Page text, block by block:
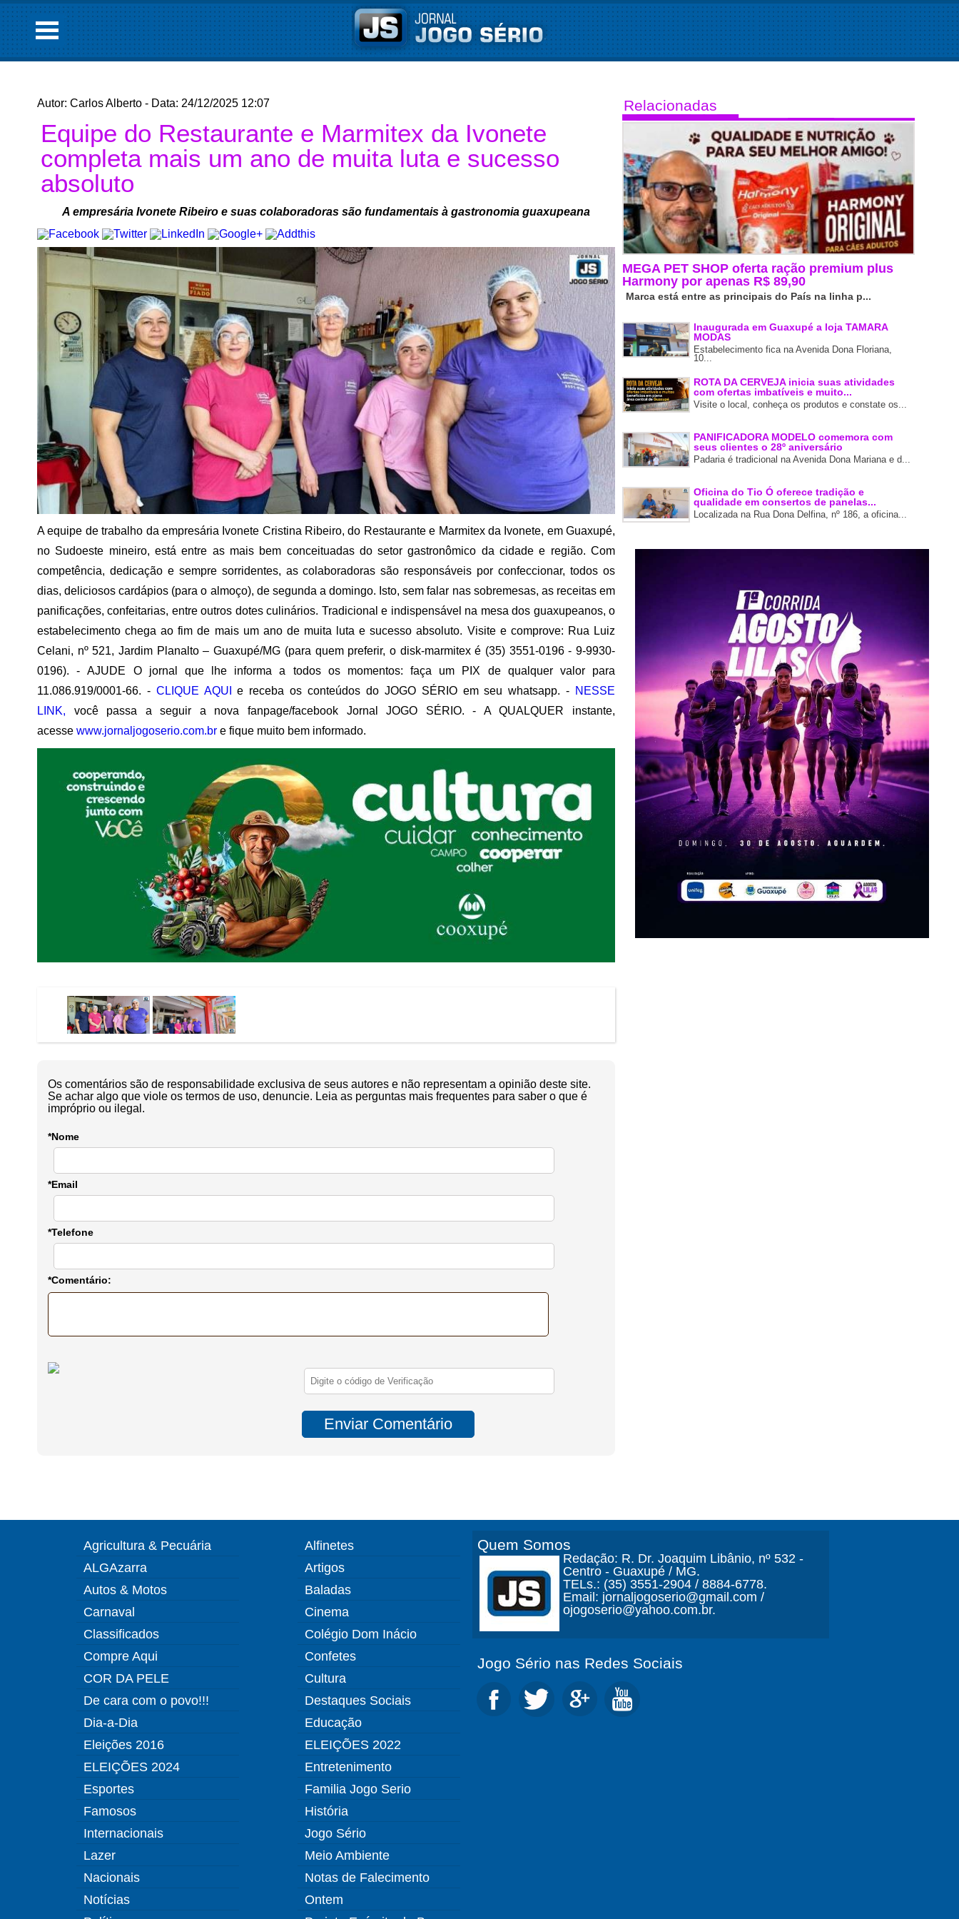
Autor: Carlos Alberto - Data: 24/12/2025 12:07
Equipe do Restaurante e Marmitex da Ivonete
completa mais um ano de muita luta e sucesso
absoluto
A empresária Ivonete Ribeiro e suas colaboradoras são fundamentais à gastronomia guaxupeana
A equipe de trabalho da empresária Ivonete Cristina Ribeiro, do Restaurante e Marmitex da Ivonete, em Guaxupé,
no Sudoeste mineiro, está entre as mais bem conceituadas do setor gastronômico da cidade e região. Com
competência, dedicação e sempre sorridentes, as colaboradoras são responsáveis por confeccionar, todos os
dias, deliciosos cardápios (para o almoço), de segunda a domingo. Isto, sem falar nas sobremesas, as receitas em
panificações, confeitarias, entre outros dotes culinários. Tradicional e indispensável na mesa dos guaxupeanos, o
estabelecimento chega ao fim de mais um ano de muita luta e sucesso absoluto. Visite e comprove: Rua Luiz
Celani, nº 521, Jardim Planalto – Guaxupé/MG (para quem preferir, o disk-marmitex é (35) 3551-0196 - 9-9930-
0196). -AJUDE O jornal que lhe informa a todos os momentos: faça um PIX de qualquer valor para
11.086.919/0001-66. - CLIQUE AQUI e receba os conteúdos do JOGO SÉRIO em seu whatsapp. - NESSE
LINK, você passa a seguir a nova fanpage/facebook Jornal JOGO SÉRIO. - A QUALQUER instante,
acesse www.jornaljogoserio.com.br e fique muito bem informado.
Os comentários são de responsabilidade exclusiva de seus autores e não representam a opinião deste site.
Se achar algo que viole os termos de uso, denuncie. Leia as perguntas mais frequentes para saber o que é
impróprio ou ilegal.
*Nome
*Email
*Telefone
*Comentário:
Relacionadas
MEGA PET SHOP oferta ração premium plus
Harmony por apenas R$ 89,90
Marca está entre as principais do País na linha p...
Inaugurada em Guaxupé a loja TAMARA
MODAS
Estabelecimento fica na Avenida Dona Floriana,
10...
ROTA DA CERVEJA inicia suas atividades
com ofertas imbatíveis e muito...
Visite o local, conheça os produtos e constate os...
PANIFICADORA MODELO comemora com
seus clientes o 28º aniversário
Padaria é tradicional na Avenida Dona Mariana e d...
Oficina do Tio Ó oferece tradição e
qualidade em consertos de panelas...
Localizada na Rua Dona Delfina, nº 186, a oficina...
Agricultura & Pecuária
ALGAzarra
Autos & Motos
Carnaval
Classificados
Compre Aqui
COR DA PELE
De cara com o povo!!!
Dia-a-Dia
Eleições 2016
ELEIÇÕES 2024
Esportes
Famosos
Internacionais
Lazer
Nacionais
Notícias
Alfinetes
Artigos
Baladas
Cinema
Colégio Dom Inácio
Confetes
Cultura
Destaques Sociais
Educação
ELEIÇÕES 2022
Entretenimento
Familia Jogo Serio
História
Jogo Sério
Meio Ambiente
Notas de Falecimento
Ontem
Quem Somos
Redação: R. Dr. Joaquim Libânio, nº 532 -
Centro - Guaxupé / MG.
TELs.: (35) 3551-2904 / 8884-6778.
Email: jornaljogoserio@gmail.com /
ojogoserio@yahoo.com.br.
Jogo Sério nas Redes Sociais